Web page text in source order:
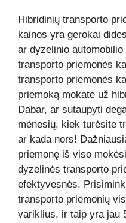
Hibridinių transporto
kainos yra gerokai
ar dyzelinio
transporto priemonės
transporto priemonės
priemoką mokate už
Dabar, ar sutaupyti
mėnesių, kiek turėsite
ar kada nors!
priemonę iš viso
dyzelinės transporto
efektyvesnės.
transporto priemonių
variklius, ir taip yra jau